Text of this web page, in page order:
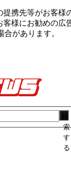
提携先等がお客様
客様にお勧めの広
合があります。
索
す
る